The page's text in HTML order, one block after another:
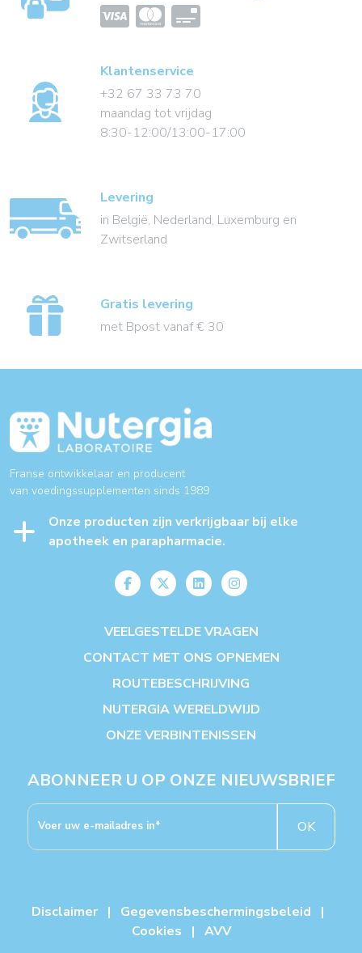
Klantenservice
+32 67 33 73 70
maandag tot vrijdag
8:30-12:00/13:00-17:00
Levering
in België, Nederland, Luxemburg en
Zwitserland
Gratis levering
met Bpost vanaf € 30
Franse ontwikkelaar en producent
van voedingssupplementen sinds 1989
Onze producten zijn verkrijgbaar bij elke
apotheek en parapharmacie.
VEELGESTELDE VRAGEN
CONTACT MET ONS OPNEMEN
ROUTEBESCHRIJVING
NUTERGIA WERELDWIJD
ONZE VERBINTENISSEN
ABONNEER U OP ONZE NIEUWSBRIEF
OK
Disclaimer | Gegevensbeschermingsbeleid
|
Cookies
| AVV